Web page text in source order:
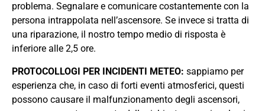
problema. Segnalare e comunicare costantemente con la
persona intrappolata nell’ascensore. Se invece si tratta di
una riparazione, il nostro tempo medio di risposta è
inferiore alle 2,5 ore.
PROTOCOLLOGI PER INCIDENTI METEO: sappiamo per
esperienza che, in caso di forti eventi atmosferici, questi
possono causare il malfunzionamento degli ascensori,